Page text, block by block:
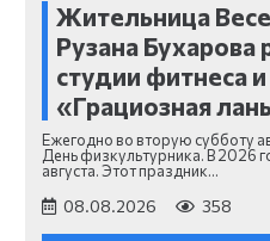
Жительница
Рузана Бухарова
студии фитнеса
«Грациозная
Ежегодно во вторую субботу
День физкультурника. В 2026
августа. Этот праздник…
08.08.2026 358